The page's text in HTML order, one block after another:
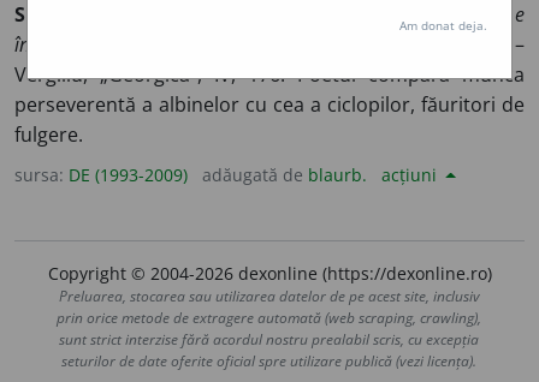
SI PARVA LICET COMPONERE MAGNIS
dacă e
îngăduit să compari cele mai mici cu cele mai mari
–
Vergiliu, „Georgica”, IV, 176. Poetul compară munca
perseverentă a albinelor cu cea a ciclopilor, făuritori de
fulgere.
sursa: DE (1993-2009) adăugată de blaurb. acțiuni
Copyright © 2004-2026 dexonline (https://dexonline.ro)
Preluarea, stocarea sau utilizarea datelor de pe acest site, inclusiv
prin orice metode de extragere automată (web scraping, crawling),
sunt strict interzise fără acordul nostru prealabil scris, cu excepția
seturilor de date oferite oficial spre utilizare publică (vezi licența).
Am donat deja.